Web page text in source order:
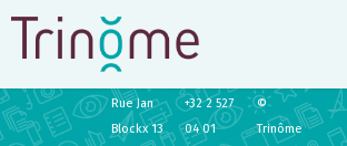
TRINÔME
Rue Jan
Blockx 13
+32 2 527
04 01
©
Trinôme